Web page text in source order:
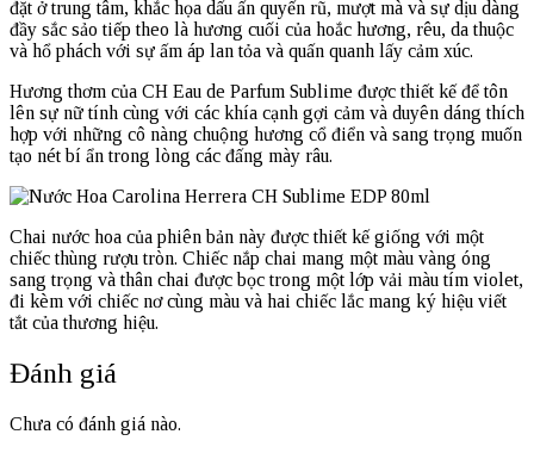
đặt ở trung tâm, khắc họa dấu ấn quyến rũ, mượt mà và sự dịu dàng
đầy sắc sảo tiếp theo là hương cuối của hoắc hương, rêu, da thuộc
và hổ phách với sự ấm áp lan tỏa và quấn quanh lấy cảm xúc.
Hương thơm của CH Eau de Parfum Sublime được thiết kế để tôn
lên sự nữ tính cùng với các khía cạnh gợi cảm và duyên dáng thích
hợp với những cô nàng chuộng hương cổ điển và sang trọng muốn
tạo nét bí ẩn trong lòng các đấng mày râu.
Chai nước hoa của phiên bản này được thiết kế giống với một
chiếc thùng rượu tròn. Chiếc nắp chai mang một màu vàng óng
sang trọng và thân chai được bọc trong một lớp vải màu tím violet,
đi kèm với chiếc nơ cùng màu và hai chiếc lắc mang ký hiệu viết
tắt của thương hiệu.
Đánh giá
Chưa có đánh giá nào.